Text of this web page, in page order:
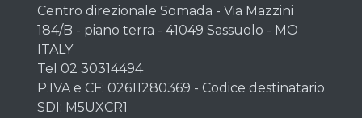
Centro direzionale Somada - Via Mazzini
184/B - piano terra - 41049 Sassuolo - MO
ITALY
Tel 02 30314494
P.IVA e CF: 02611280369 - Codice destinatario
SDI: M5UXCR1